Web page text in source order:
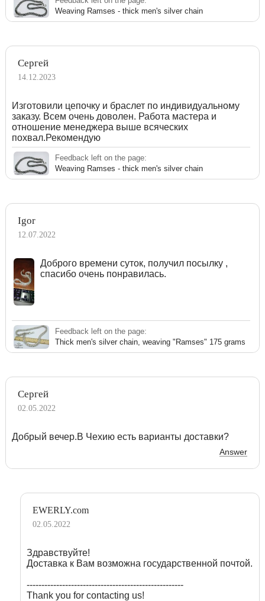
Weaving Ramses - thick men's silver chain
Сергей
14.12.2023
Изготовили цепочку и браслет по индивидуальному
заказу. Всем очень доволен. Работа мастера и
отношение менеджера выше всяческих
похвал.Рекомендую
Feedback left on the page:
Weaving Ramses - thick men's silver chain
Igor
12.07.2022
Доброго времени суток, получил посылку ,
спасибо очень понравилась.
Feedback left on the page:
Thick men's silver chain, weaving "Ramses" 175 grams
Сергей
02.05.2022
Добрый вечер.В Чехию есть варианты доставки?
Answer
EWERLY.com
02.05.2022
Здравствуйте!
Доставка к Вам возможна государственной почтой.
-----------------------------------------------------
Thank you for contacting us!